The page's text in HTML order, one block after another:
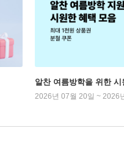
알찬 여름방학을 위한 시
2026년 07월 20일 ~ 2026